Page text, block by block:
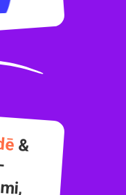
&
spēlē –
pārsteigumi,
balvas un izklaide
tikai viena klikšķa